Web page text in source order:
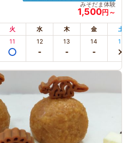
みそだま体験
1,500円～
火 水 木 金 土
11 12 13 14 15